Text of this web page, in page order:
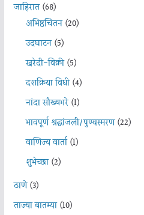
जाहिरात(68)
अभिष्ठचिंतन(20)
उदघाटन(5)
खरेदी-विक्री(5)
दशक्रिया विधी(4)
नांदा सौख्यभरे(1)
भावपूर्ण श्रद्धांजली/पुण्यस्मरण(22)
वाणिज्य वार्ता(1)
शुभेच्छा(2)
ठाणे(3)
ताज्या बातम्या(10)